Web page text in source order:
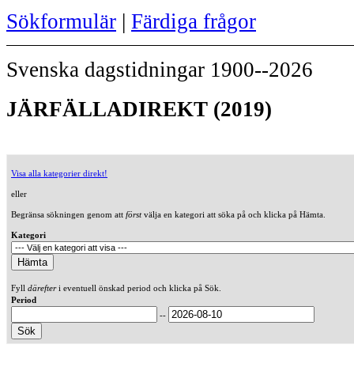
Sökformulär | Färdiga frågor
Svenska dagstidningar 1900--2026
JÄRFÄLLADIREKT (2019)
Visa alla kategorier direkt!
eller
Begränsa sökningen genom att förstvälja en kategori att söka på och klicka på Hämta.
Kategori
Fyll därefteri eventuell önskad period och klicka på Sök.
Period
--